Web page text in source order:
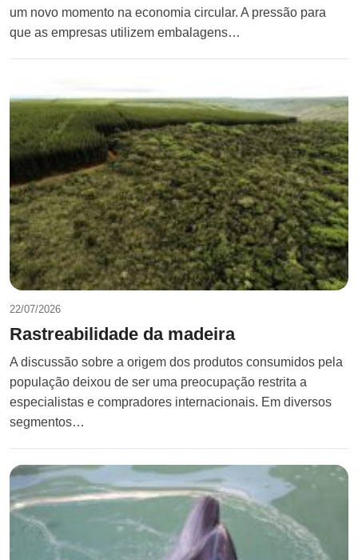
um novo momento na economia circular. A pressão para
que as empresas utilizem embalagens…
22/07/2026
Rastreabilidade da madeira
A discussão sobre a origem dos produtos consumidos pela
população deixou de ser uma preocupação restrita a
especialistas e compradores internacionais. Em diversos
segmentos…